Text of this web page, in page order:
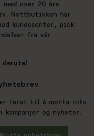
med over 20 års
Nettbutikken har
kundesenter, pick-
fra vår
først til å motta info
kampanjer og nyheter.